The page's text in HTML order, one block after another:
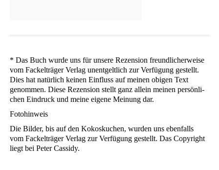
* Das Buch wur­de uns für unse­re Rezen­si­on freund­li­cher­wei­se
vom Fackel­trä­ger Ver­lag unent­gelt­lich zur Ver­fü­gung gestellt.
Dies hat natür­lich kei­nen Ein­fluss auf mei­nen obi­gen Text
genom­men. Die­se Rezen­si­on stellt ganz allein mei­nen per­sön­li­
chen Ein­druck und mei­ne eige­ne Mei­nung dar.
Foto­hin­weis
Die Bil­der, bis auf den Kokos­ku­chen, wur­den uns eben­falls
vom Fackel­trä­ger Ver­lag zur Ver­fü­gung gestellt. Das Copy­right
liegt bei Peter Cassidy.